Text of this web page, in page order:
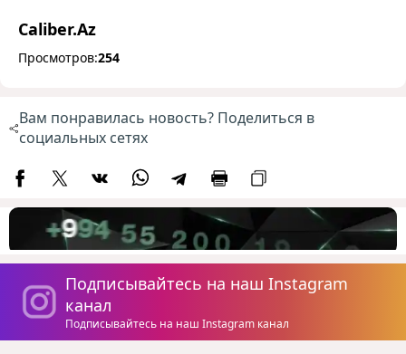
Caliber.Az
Просмотров:254
Вам понравилась новость? Поделиться в
социальных сетях
Подписывайтесь на наш Instagram
канал
Подписывайтесь на наш Instagram канал